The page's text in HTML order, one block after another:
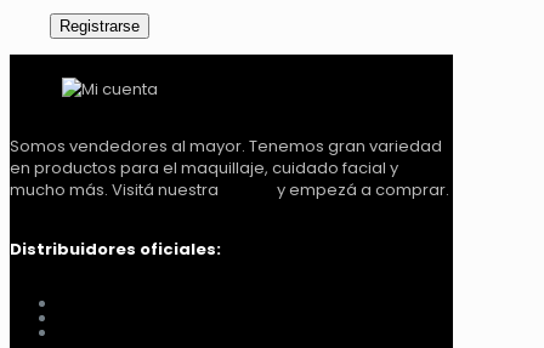
Registrarse
Somos vendedores al mayor. Tenemos gran variedad
en productos para el maquillaje, cuidado facial y
mucho más. Visitá nuestra
y empezá a comprar.
Distribuidores oficiales: